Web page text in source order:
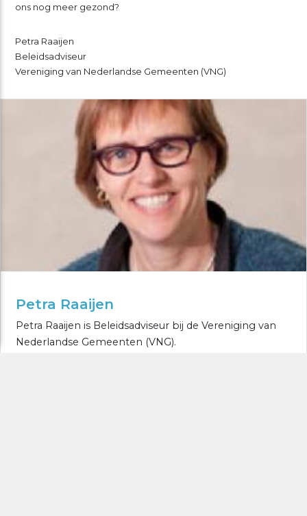
ons nog meer gezond?
Petra Raaijen
Beleidsadviseur
Vereniging van Nederlandse Gemeenten (VNG)
Petra Raaijen
Petra Raaijen is Beleidsadviseur bij de Vereniging van
Nederlandse Gemeenten (VNG).